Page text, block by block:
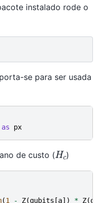
instalado rode o
se para ser usada
as px
de custo ( Hc)
(1 - Z(qubits [a]) * Z(